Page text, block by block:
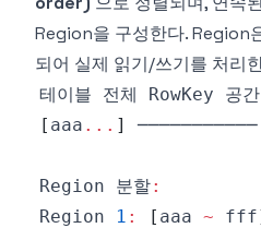
Region을 구성한다. Region
되어 실제 읽기/쓰기를 처리
테이블 전체 RowKey 공간
[ aaa ... ] ───────────
Region 분할:
Region
1 : [ aaa ~ fff